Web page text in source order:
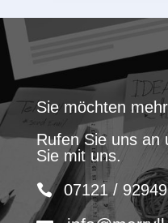
Sie möchten
Rufen Sie uns an
Sie mit uns.
07121 /